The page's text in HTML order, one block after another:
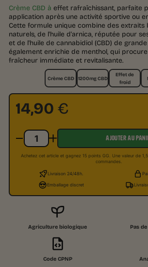
Crème CBD à effet rafraîchissant, parfaite
application après une activité sportive ou
Cette formule unique combine des extraits
naturels, de l'huile d'arnica, réputée pour
et de l'huile de cannabidiol (CBD) de
également enrichie de menthol, qui
fraîcheur immédiate et revitalisante.
Crème CBD 1200mg CBD
Effet de
froid
14,90€
AJOUTER AU
Achetez cet article et gagnez 15 points GG. Une valeur de
commandes.
Livraison 24/48h.
Emballage discret
Agriculture biologique Pas
Code CPNP